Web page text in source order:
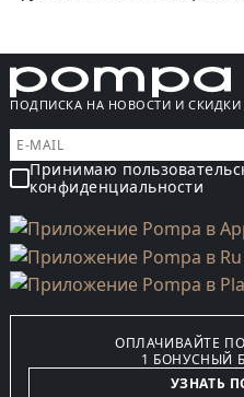
ПОДПИСКА НА НОВОСТИ И СКИДКИ
Принимаю
конфиденциальности
ОПЛАЧИВАЙТЕ
1 БОНУСНЫЙ
УЗНАТЬ